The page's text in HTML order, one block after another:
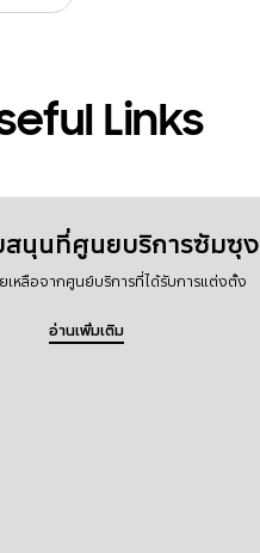
Links
สนุนที่ศูนยบริการซัมซุง
หลือจากศูนย์บริการที่ได้รับการแต่งตั้ง
อ่านเพิ่มเติม